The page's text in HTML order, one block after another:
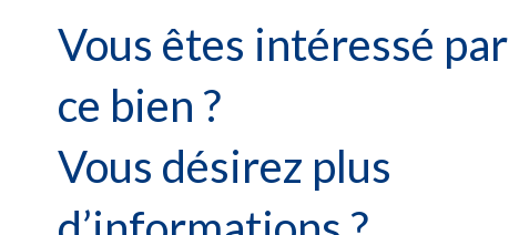
Vous êtes intéressé par
ce bien ?
Vous désirez plus